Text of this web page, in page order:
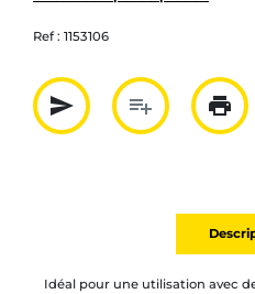
Ref : 1153106
send
Partager par
playlist_add
Ajouter à
print
Idéal pour une utilisation avec